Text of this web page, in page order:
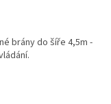
brány do šíře 4,5m -